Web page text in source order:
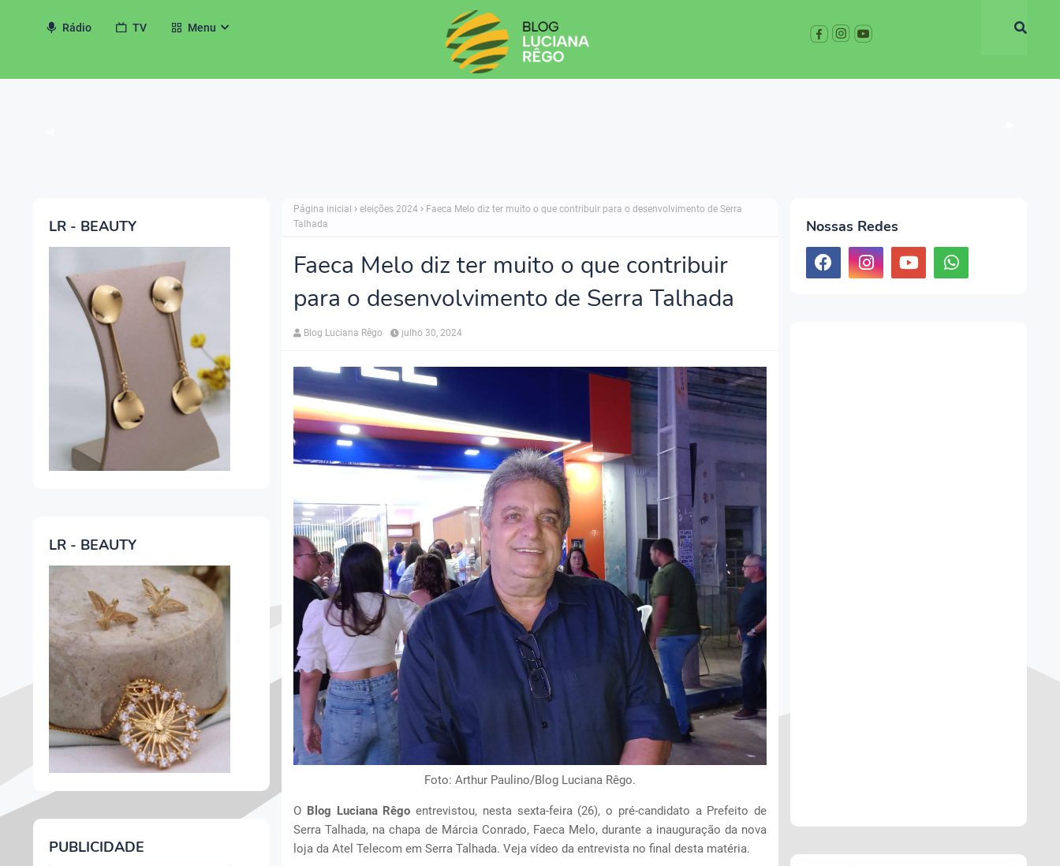
Rádio TV Menu
LR - BEAUTY
LR - BEAUTY
PUBLICIDADE
Página inicial eleições 2024
Faeca Melo diz ter muito o que contribuir para o desenvolvimento de Serra
Talhada
Faeca Melo diz ter muito o que contribuir
para o desenvolvimento de Serra Talhada
Blog Luciana Rêgo julho 30, 2024
Foto: Arthur Paulino/Blog Luciana Rêgo.
O Blog Luciana Rêgo entrevistou, nesta sexta-feira (26), o pré-candidato a Prefeito de
Serra Talhada, na chapa de Márcia Conrado, Faeca Melo, durante a inauguração da nova
loja da Atel Telecom em Serra Talhada. Veja vídeo da entrevista no final desta matéria.
Nossas Redes